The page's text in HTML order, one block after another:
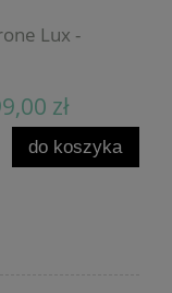
Lux -
zł
do koszyka